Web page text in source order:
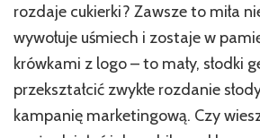
rozdaje cukierki? Zawsze to miła
wywołuje uśmiech i zostaje w
krówkami z logo – to mały, słodki
przekształcić zwykłe rozdanie
kampanię marketingową. Czy